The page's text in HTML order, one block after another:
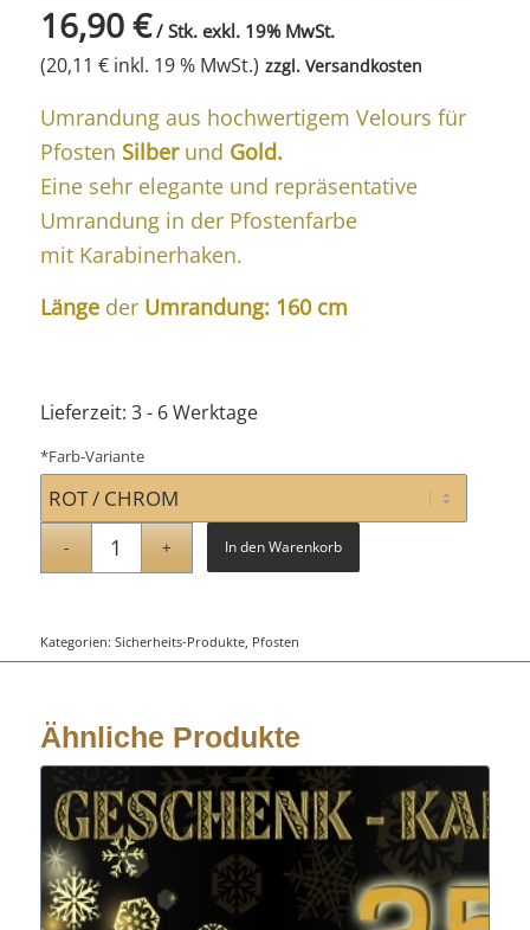
16,90€/ Stk. exkl. 19% MwSt.
(20,11 €inkl. 19 % MwSt.) zzgl. Versandkosten
Umrandung aus hochwertigem Velours für
Pfosten Silber und Gold.
Eine sehr elegante und repräsentative
Umrandung in der Pfostenfarbe
mit Karabinerhaken.
Länge der Umrandung: 160 cm
Lieferzeit: 3 - 6 Werktage
*Farb-Variante
In den Warenkorb
Kategorien: Sicherheits-Produkte, Pfosten
Ähnliche Produkte